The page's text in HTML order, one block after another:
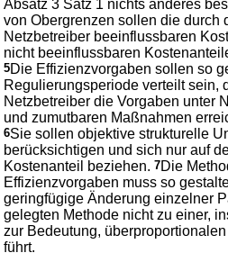
Absatz 3 Satz 1 nichts anderes
von Obergrenzen sollen die durch
Netzbetreiber beeinflussbaren
nicht beeinflussbaren
5Die Effizienzvorgaben sollen so
Regulierungsperiode verteilt sein,
Netzbetreiber die Vorgaben unter
und zumutbaren Maßnahmen
6Sie sollen objektive strukturelle
berücksichtigen und sich nur auf
Kostenanteil beziehen.7Die
Effizienzvorgaben muss so
geringfügige Änderung einzelner
gelegten Methode nicht zu einer,
zur Bedeutung,
führt.